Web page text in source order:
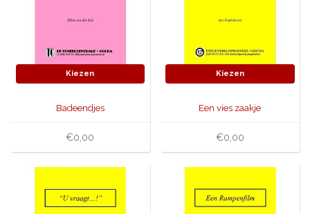
Kiezen
Badeendjes
€0,00
Kiezen
Een vies zaakje
€0,00